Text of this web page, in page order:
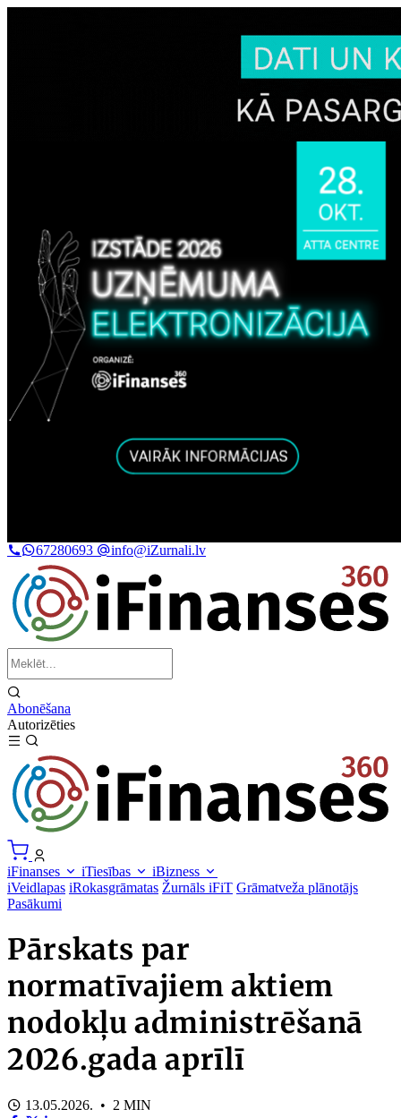
67280693 info@iZurnali.lv
Abonēšana
Autorizēties
iFinanses iTiesības
iBizness
iVeidlapas iRokasgrāmatas Žurnāls iFiT Grāmatveža plānotājs
Pasākumi
Pārskats par
normatīvajiem aktiem
nodokļu administrēšanā
2026.gada aprīlī
13.05.2026. • 2 MIN